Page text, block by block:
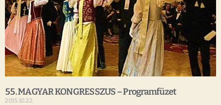
55. MAGYAR KONGRESSZUS – Programfüzet
2015.10.22.